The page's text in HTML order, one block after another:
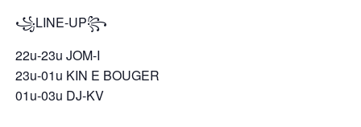
꧁LINE-UP꧂
22u-23u JOM-I
23u-01u KIN E BOUGER
01u-03u DJ-KV